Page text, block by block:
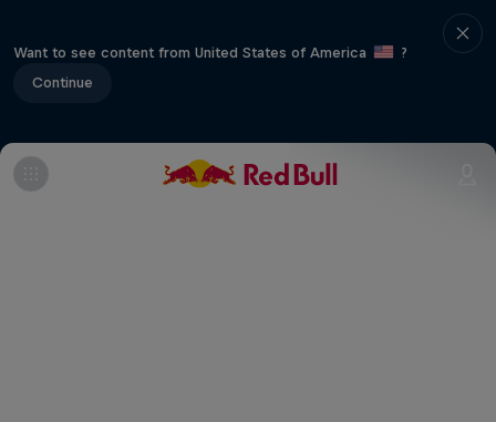
Want to see content from United States of America
?
Continue